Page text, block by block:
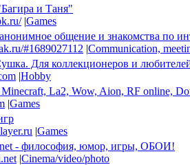
и Таня"
|Games
общение и знакомства по
#1689027112 |Communication,
Для коллекционеров и
|Hobby
La2, Wow, Aion, RF online,
|Games
|Games
- философия, юмор, игры, ОБОИ!
|Cinema/video/photo